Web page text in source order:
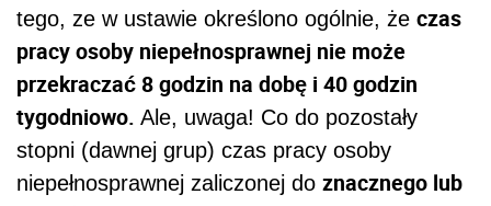
tego, ze w ustawie określono ogólnie, że czas
pracy osoby niepełnosprawnej nie może
przekraczać 8 godzin na dobę i 40 godzin
tygodniowo. Ale, uwaga! Co do pozostały
stopni (dawnej grup) czas pracy osoby
niepełnosprawnej zaliczonej do znacznego lub